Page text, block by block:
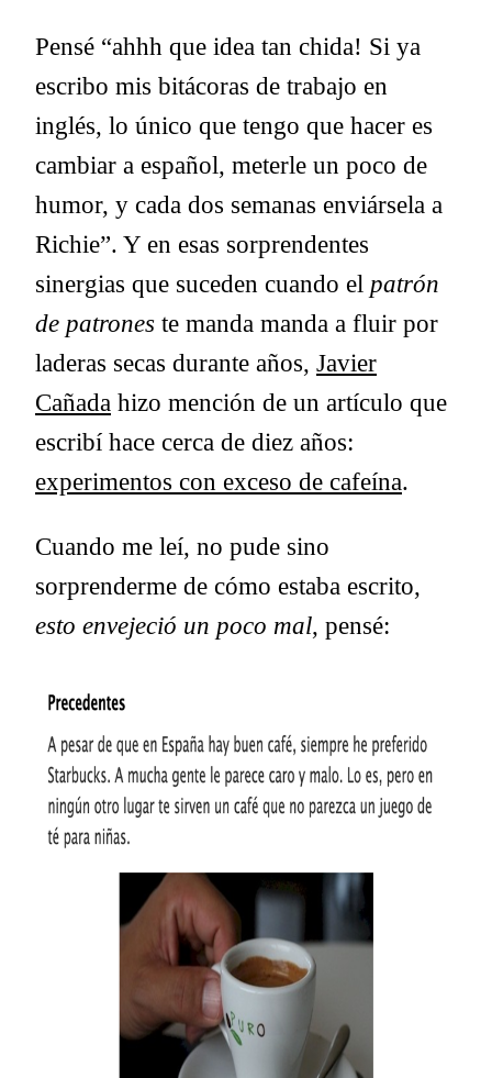
Pensé “ahhh que idea tan chida! Si ya
escribo mis bitácoras de trabajo en
inglés, lo único que tengo que hacer es
cambiar a español, meterle un poco de
humor, y cada dos semanas enviársela a
Richie”. Y en esas sorprendentes
sinergias que suceden cuando el patrón
de patrones te manda manda a fluir por
laderas secas durante años, Javier
Cañada hizo mención de un artículo que
escribí hace cerca de diez años:
experimentos con exceso de cafeína.
Cuando me leí, no pude sino
sorprenderme de cómo estaba escrito,
esto envejeció un poco mal, pensé: